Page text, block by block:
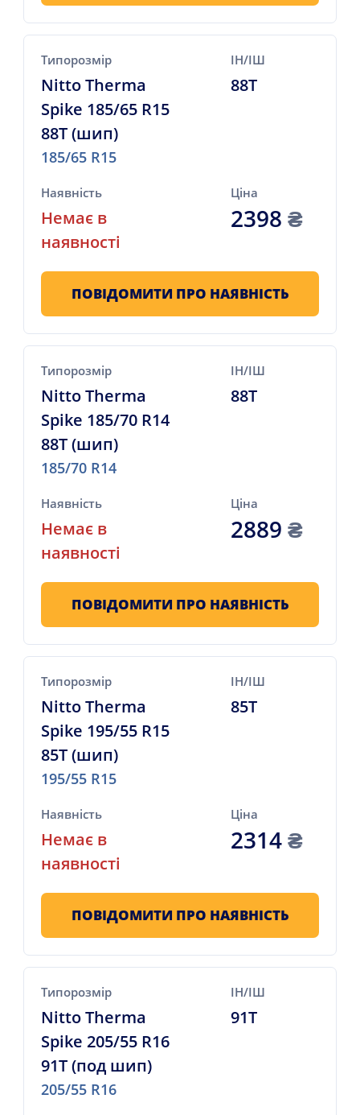
Типорозмір
Nitto Therma
Spike 185/65 R15
88T (шип)
185/65 R15
ІН/ІШ
88T
Наявність
Немає в
наявності
Ціна
2398₴
ПОВІДОМИТИ ПРО НАЯВНІСТЬ
Типорозмір
Nitto Therma
Spike 185/70 R14
88T (шип)
185/70 R14
ІН/ІШ
88T
Наявність
Немає в
наявності
Ціна
2889₴
ПОВІДОМИТИ ПРО НАЯВНІСТЬ
Типорозмір
Nitto Therma
Spike 195/55 R15
85T (шип)
195/55 R15
ІН/ІШ
85T
Наявність
Немає в
наявності
Ціна
2314₴
ПОВІДОМИТИ ПРО НАЯВНІСТЬ
Типорозмір
Nitto Therma
Spike 205/55 R16
91T (под шип)
205/55 R16
ІН/ІШ
91T